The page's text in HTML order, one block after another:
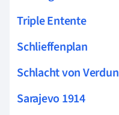
Triple Entente
Schlieffenplan
Schlacht von Verdun
Sarajevo 1914